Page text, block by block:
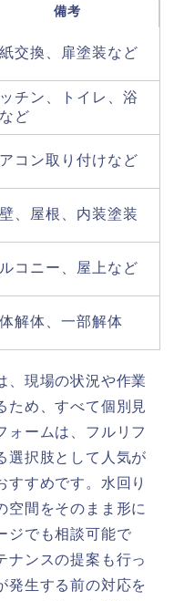
備考
交換、扉塗装など
チン、トイレ、浴
ど
コン取り付けなど
、屋根、内装塗装
コニー、屋上など
解体、一部解体
、現場の状況や作業
ため、すべて個別見
ォームは、フルリフ
選択肢として人気が
すすめです。水回り
空間をそのまま形に
ジでも相談可能で
ナンスの提案も行っ
発生する前の対応を